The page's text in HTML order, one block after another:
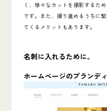
く、様々なカットを撮影するため
です。また、撮り進めるうちに
てくるメリットもあります。
名刺に入れるために。
ホームページのブランデ